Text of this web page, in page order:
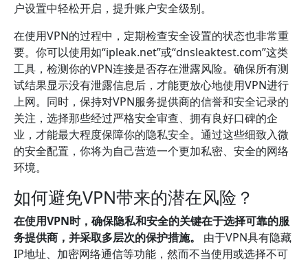
户设置中轻松开启，提升账户安全级别。
在使用VPN的过程中，定期检查安全设置的状态也非常重
要。你可以使用如“ipleak.net”或“dnsleaktest.com”这类
工具，检测你的VPN连接是否存在泄露风险。确保所有测
试结果显示没有泄露信息后，才能更放心地使用VPN进行
上网。同时，保持对VPN服务提供商的信誉和安全记录的
关注，选择那些经过严格安全审查、拥有良好口碑的企
业，才能最大程度保障你的隐私安全。通过这些细致入微
的安全配置，你将为自己营造一个更加私密、安全的网络
环境。
如何避免VPN带来的潜在风险？
在使用VPN时，确保隐私和安全的关键在于选择可靠的服
务提供商，并采取多层次的保护措施。
由于VPN具有隐藏
IP地址、加密网络通信等功能，然而不当使用或选择不可